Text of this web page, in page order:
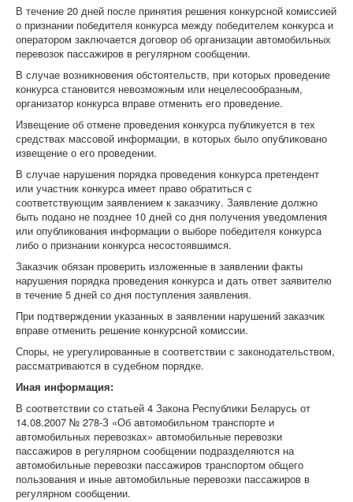
В течение 20 дней после принятия решения конкурсной комиссией
о признании победителя конкурса между победителем конкурса и
оператором заключается договор об организации автомобильных
перевозок пассажиров в регулярном сообщении.
В случае возникновения обстоятельств, при которых проведение
конкурса становится невозможным или нецелесообразным,
организатор конкурса вправе отменить его проведение.
Извещение об отмене проведения конкурса публикуется в тех
средствах массовой информации, в которых было опубликовано
извещение о его проведении.
В случае нарушения порядка проведения конкурса претендент
или участник конкурса имеет право обратиться с
соответствующим заявлением к заказчику. Заявление должно
быть подано не позднее 10 дней со дня получения уведомления
или опубликования информации о выборе победителя конкурса
либо о признании конкурса несостоявшимся.
Заказчик обязан проверить изложенные в заявлении факты
нарушения порядка проведения конкурса и дать ответ заявителю
в течение 5 дней со дня поступления заявления.
При подтверждении указанных в заявлении нарушений заказчик
вправе отменить решение конкурсной комиссии.
Споры, не урегулированные в соответствии с законодательством,
рассматриваются в судебном порядке.
Иная информация:
В соответствии со статьей 4 Закона Республики Беларусь от
14.08.2007 № 278-З «Об автомобильном транспорте и
автомобильных перевозках» автомобильные перевозки
пассажиров в регулярном сообщении подразделяются на
автомобильные перевозки пассажиров транспортом общего
пользования и иные автомобильные перевозки пассажиров в
регулярном сообщении.